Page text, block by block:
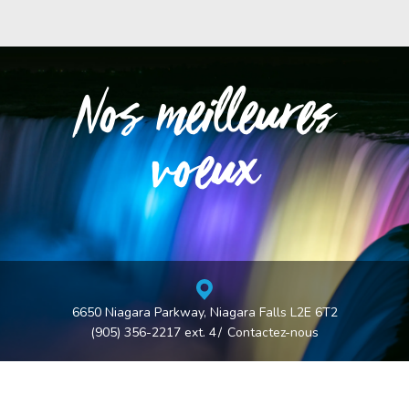
Nos meilleures
voeux
6650 Niagara Parkway, Niagara Falls L2E 6T2
(905) 356-2217 ext. 4
Contactez-nous